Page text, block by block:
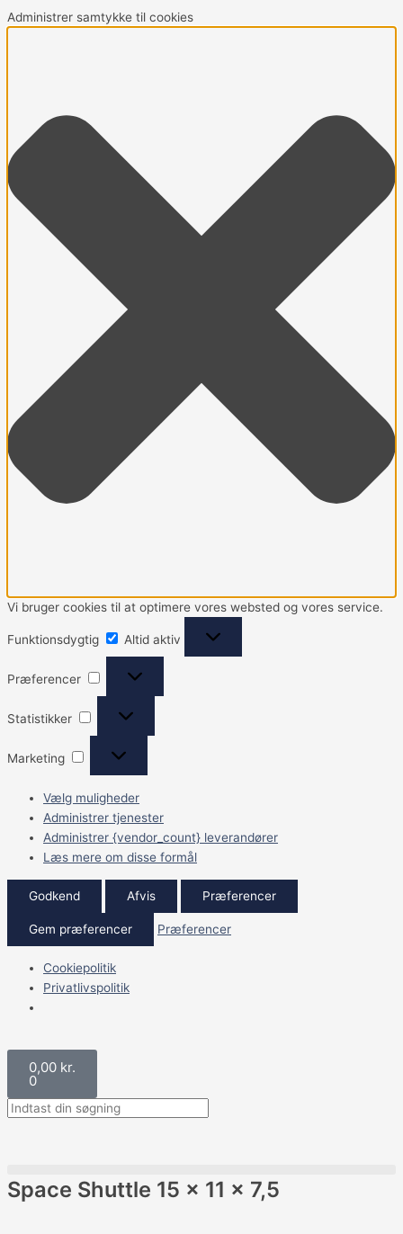
Administrer samtykke til cookies
Vi bruger cookies til at optimere vores websted og vores service.
Funktionsdygtig Altid aktiv
Præferencer
Statistikker
Marketing
Vælg muligheder
Administrer tjenester
Administrer {vendor_count} leverandører
Læs mere om disse formål
Godkend Afvis Præferencer
Gem præferencer Præferencer
Cookiepolitik
Privatlivspolitik
til
0,00 kr.
0
Kurv
Space Shuttle 15 x 11 x 7,5